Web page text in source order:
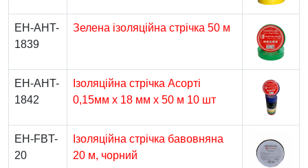
EH-AHT-
1839
Зелена ізоляційна стрічка 50 м
EH-AHT-
1842
Ізоляційна стрічка Асорті
0,15мм x 18 мм x 50 м 10 шт
EH-FBT-
20
Ізоляційна стрічка бавовняна
20 м, чорний